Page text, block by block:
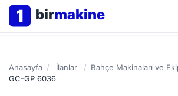
1 birmakine
Anasayfa / İlanlar / Bahçe Makinaları ve
GC-GP 6036